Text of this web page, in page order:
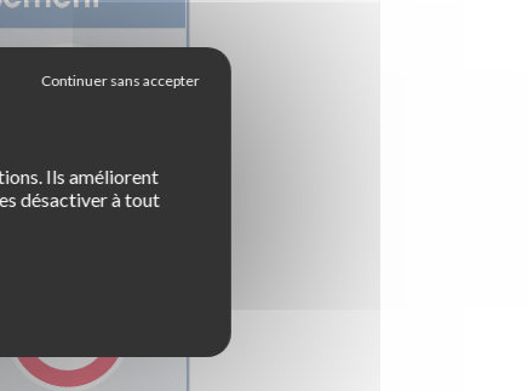
Ils améliorent
désactiver à tout